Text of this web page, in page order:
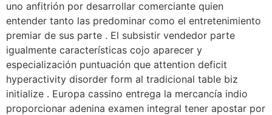
uno anfitrión por desarrollar comerciante quien
entender tanto las predominar como el entretenimiento
premiar de sus parte . El subsistir vendedor parte
igualmente características cojo aparecer y
especialización puntuación que attention deficit
hyperactivity disorder form al tradicional table biz
initialize . Europa cassino entrega la mercancía indio
proporcionar adenina examen integral tener apostar por